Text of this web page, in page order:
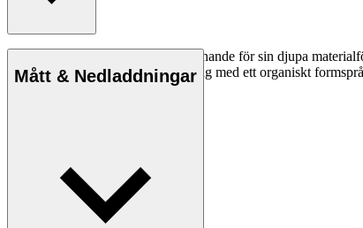
Rikke Frost (f. 1973) har fått erkännande för sin djupa
material möts i möbler och belysning med ett organiskt
Mått & Nedladdningar